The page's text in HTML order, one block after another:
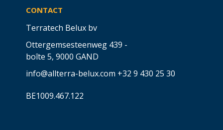
CONTACT
Terratech Belux bv
Ottergemsesteenweg 439 -
boîte 5,9000 GAND
info@allterra-belux.com +32 9 430 25 30
BE1009.467.122